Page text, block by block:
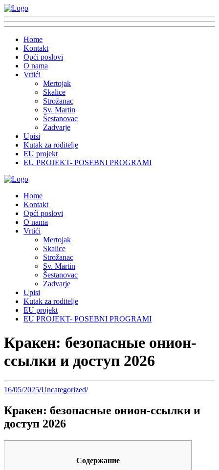
Home
Kontakt
Opći poslovi
O nama
Vrtići
Mertojak
Skalice
Strožanac
Sv. Martin
Šestanovac
Zadvarje
Upisi
Kutak za roditelje
EU projekt
EU PROJEKT- POSEBNI PROGRAMI
Home
Kontakt
Opći poslovi
O nama
Vrtići
Mertojak
Skalice
Strožanac
Sv. Martin
Šestanovac
Zadvarje
Upisi
Kutak za roditelje
EU projekt
EU PROJEKT- POSEBNI PROGRAMI
Кракен: безопасные онион-
ссылки и доступ 2026
16/05/2025/Uncategorized/
Кракен: безопасные онион-ссылки и
доступ 2026
Содержание